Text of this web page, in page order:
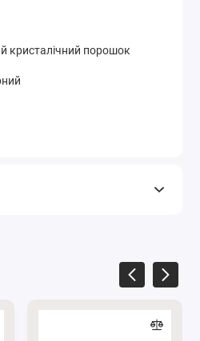
кристалічний порошок
кислота (2-
(Phenylglycolic acid)